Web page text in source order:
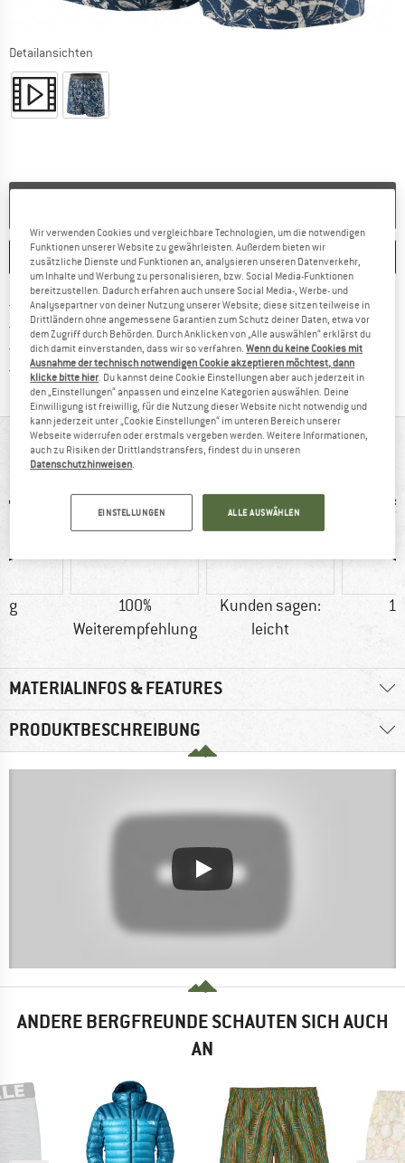
Detailansichten
MERKEN VERGLEICHEN
Portofrei ab CHF 100 (CH)Finde mehr Informationen zu den
100 Tage RückgaberechtGehe hier zu den Rückgabe-
Kauf auf RechnungFinde die Zahlungs-Infos hier! Öffnet
Trusted Shops KäuferschutzFinde alle Infos hier!
AUF EINEN BLICK
g
100%
Weiterempfehlung
Kunden sagen:
leicht
MATERIALINFOS & FEATURES
PRODUKTBESCHREIBUNG
ANDERE BERGFREUNDE SCHAUTEN SICH AUCH
AN
Wir verwenden Cookies und vergleichbare Technologien, um die notwendigen
Funktionen unserer Website zu gewährleisten. Außerdem bieten wir
zusätzliche Dienste und Funktionen an, analysieren unseren Datenverkehr,
um Inhalte und Werbung zu personalisieren, bzw. Social Media-Funktionen
bereitzustellen. Dadurch erfahren auch unsere Social Media-, Werbe- und
Analysepartner von deiner Nutzung unserer Website; diese sitzen teilweise in
Drittländern ohne angemessene Garantien zum Schutz deiner Daten, etwa vor
dem Zugriff durch Behörden. Durch Anklicken von „Alle auswählen“ erklärst du
dich damit einverstanden, dass wir so verfahren.Wenn du keine Cookies mit
Ausnahme der technisch notwendigen Cookie akzeptieren möchtest, dann
klicke bitte hier. Du kannst deine Cookie Einstellungen aber auch jederzeit in
den „Einstellungen“ anpassen und einzelne Kategorien auswählen. Deine
Einwilligung ist freiwillig, für die Nutzung dieser Website nicht notwendig und
kann jederzeit unter „Cookie Einstellungen“ im unteren Bereich unserer
Webseite widerrufen oder erstmals vergeben werden. Weitere Informationen,
auch zu Risiken der Drittlandstransfers, findest du in unseren
Datenschutzhinweisen.
EINSTELLUNGEN ALLE AUSWÄHLEN